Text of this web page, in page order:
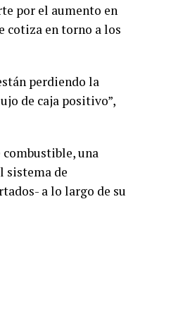
por el aumento en
cotiza en torno a los
perdiendo la
de caja positivo”,
una
sistema de
a lo largo de su